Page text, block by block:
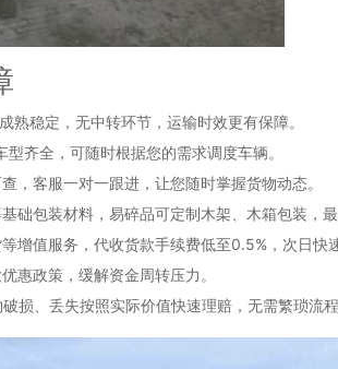
熟稳定，无中转环节，运输时效更有保障。
齐全，可随时根据您的需求调度车辆。
，客服一对一跟进，让您随时掌握货物动态。
础包装材料，易碎品可定制木架、木箱包装，最
增值服务，代收货款手续费低至0.5%，次日快
惠政策，缓解资金周转压力。
损、丢失按照实际价值快速理赔，无需繁琐流程